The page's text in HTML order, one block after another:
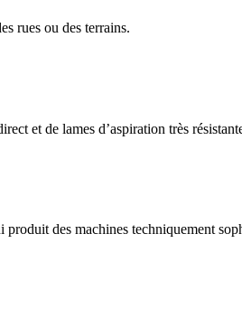
rues ou des terrains.
et de lames d’aspiration très
des machines techniquement